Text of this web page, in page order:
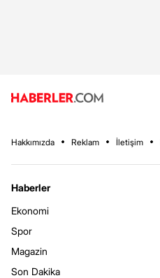
Hakkımızda Reklam İletişim
Haberler
Ekonomi
Spor
Magazin
Son Dakika